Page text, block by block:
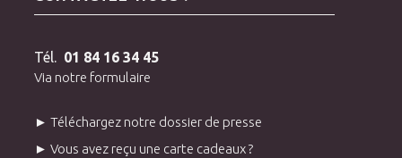
Tél. 01 84 16 34 45
Via notre formulaire
► Téléchargez notre dossier de presse
► Vous avez reçu une carte cadeaux ?